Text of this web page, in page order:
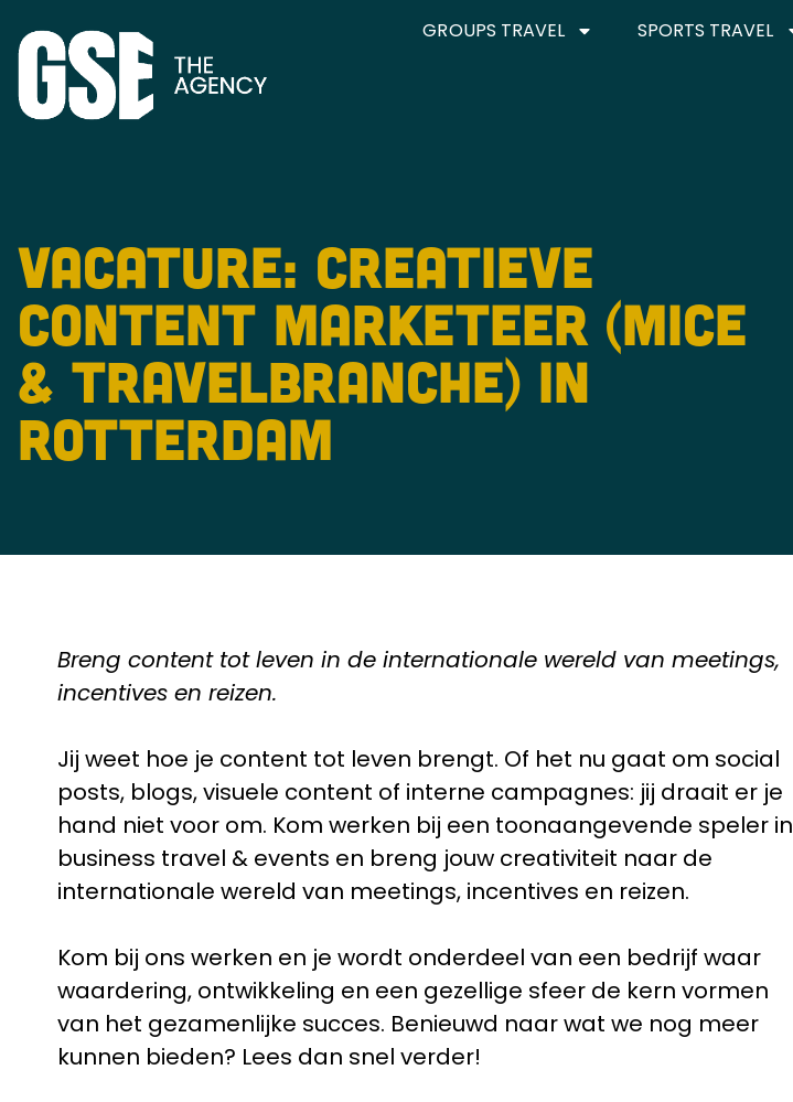
GROUPS TRAVEL SPORTS TRAVEL
Vacature: Creatieve
Content Marketeer (MICE
& Travelbranche) in
Rotterdam
Breng content tot leven in de internationale wereld van meetings,
incentives en reizen.
Jij weet hoe je content tot leven brengt. Of het nu gaat om social
posts, blogs, visuele content of interne campagnes: jij draait er je
hand niet voor om. Kom werken bij een toonaangevende speler in
business travel & events en breng jouw creativiteit naar de
internationale wereld van meetings, incentives en reizen.
Kom bij ons werken en je wordt onderdeel van een bedrijf waar
waardering, ontwikkeling en een gezellige sfeer de kern vormen
van het gezamenlijke succes. Benieuwd naar wat we nog meer
kunnen bieden? Lees dan snel verder!